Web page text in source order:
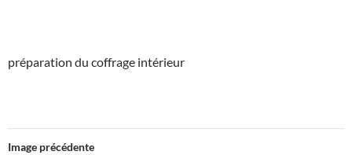
préparation du coffrage intérieur
Image précédente